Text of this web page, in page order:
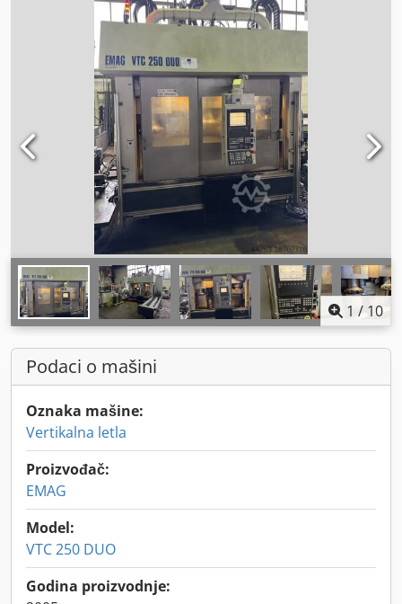
1 / 10
Podaci o mašini
Oznaka mašine:
Vertikalna letla
Proizvođač:
EMAG
Model:
VTC 250 DUO
Godina proizvodnje: